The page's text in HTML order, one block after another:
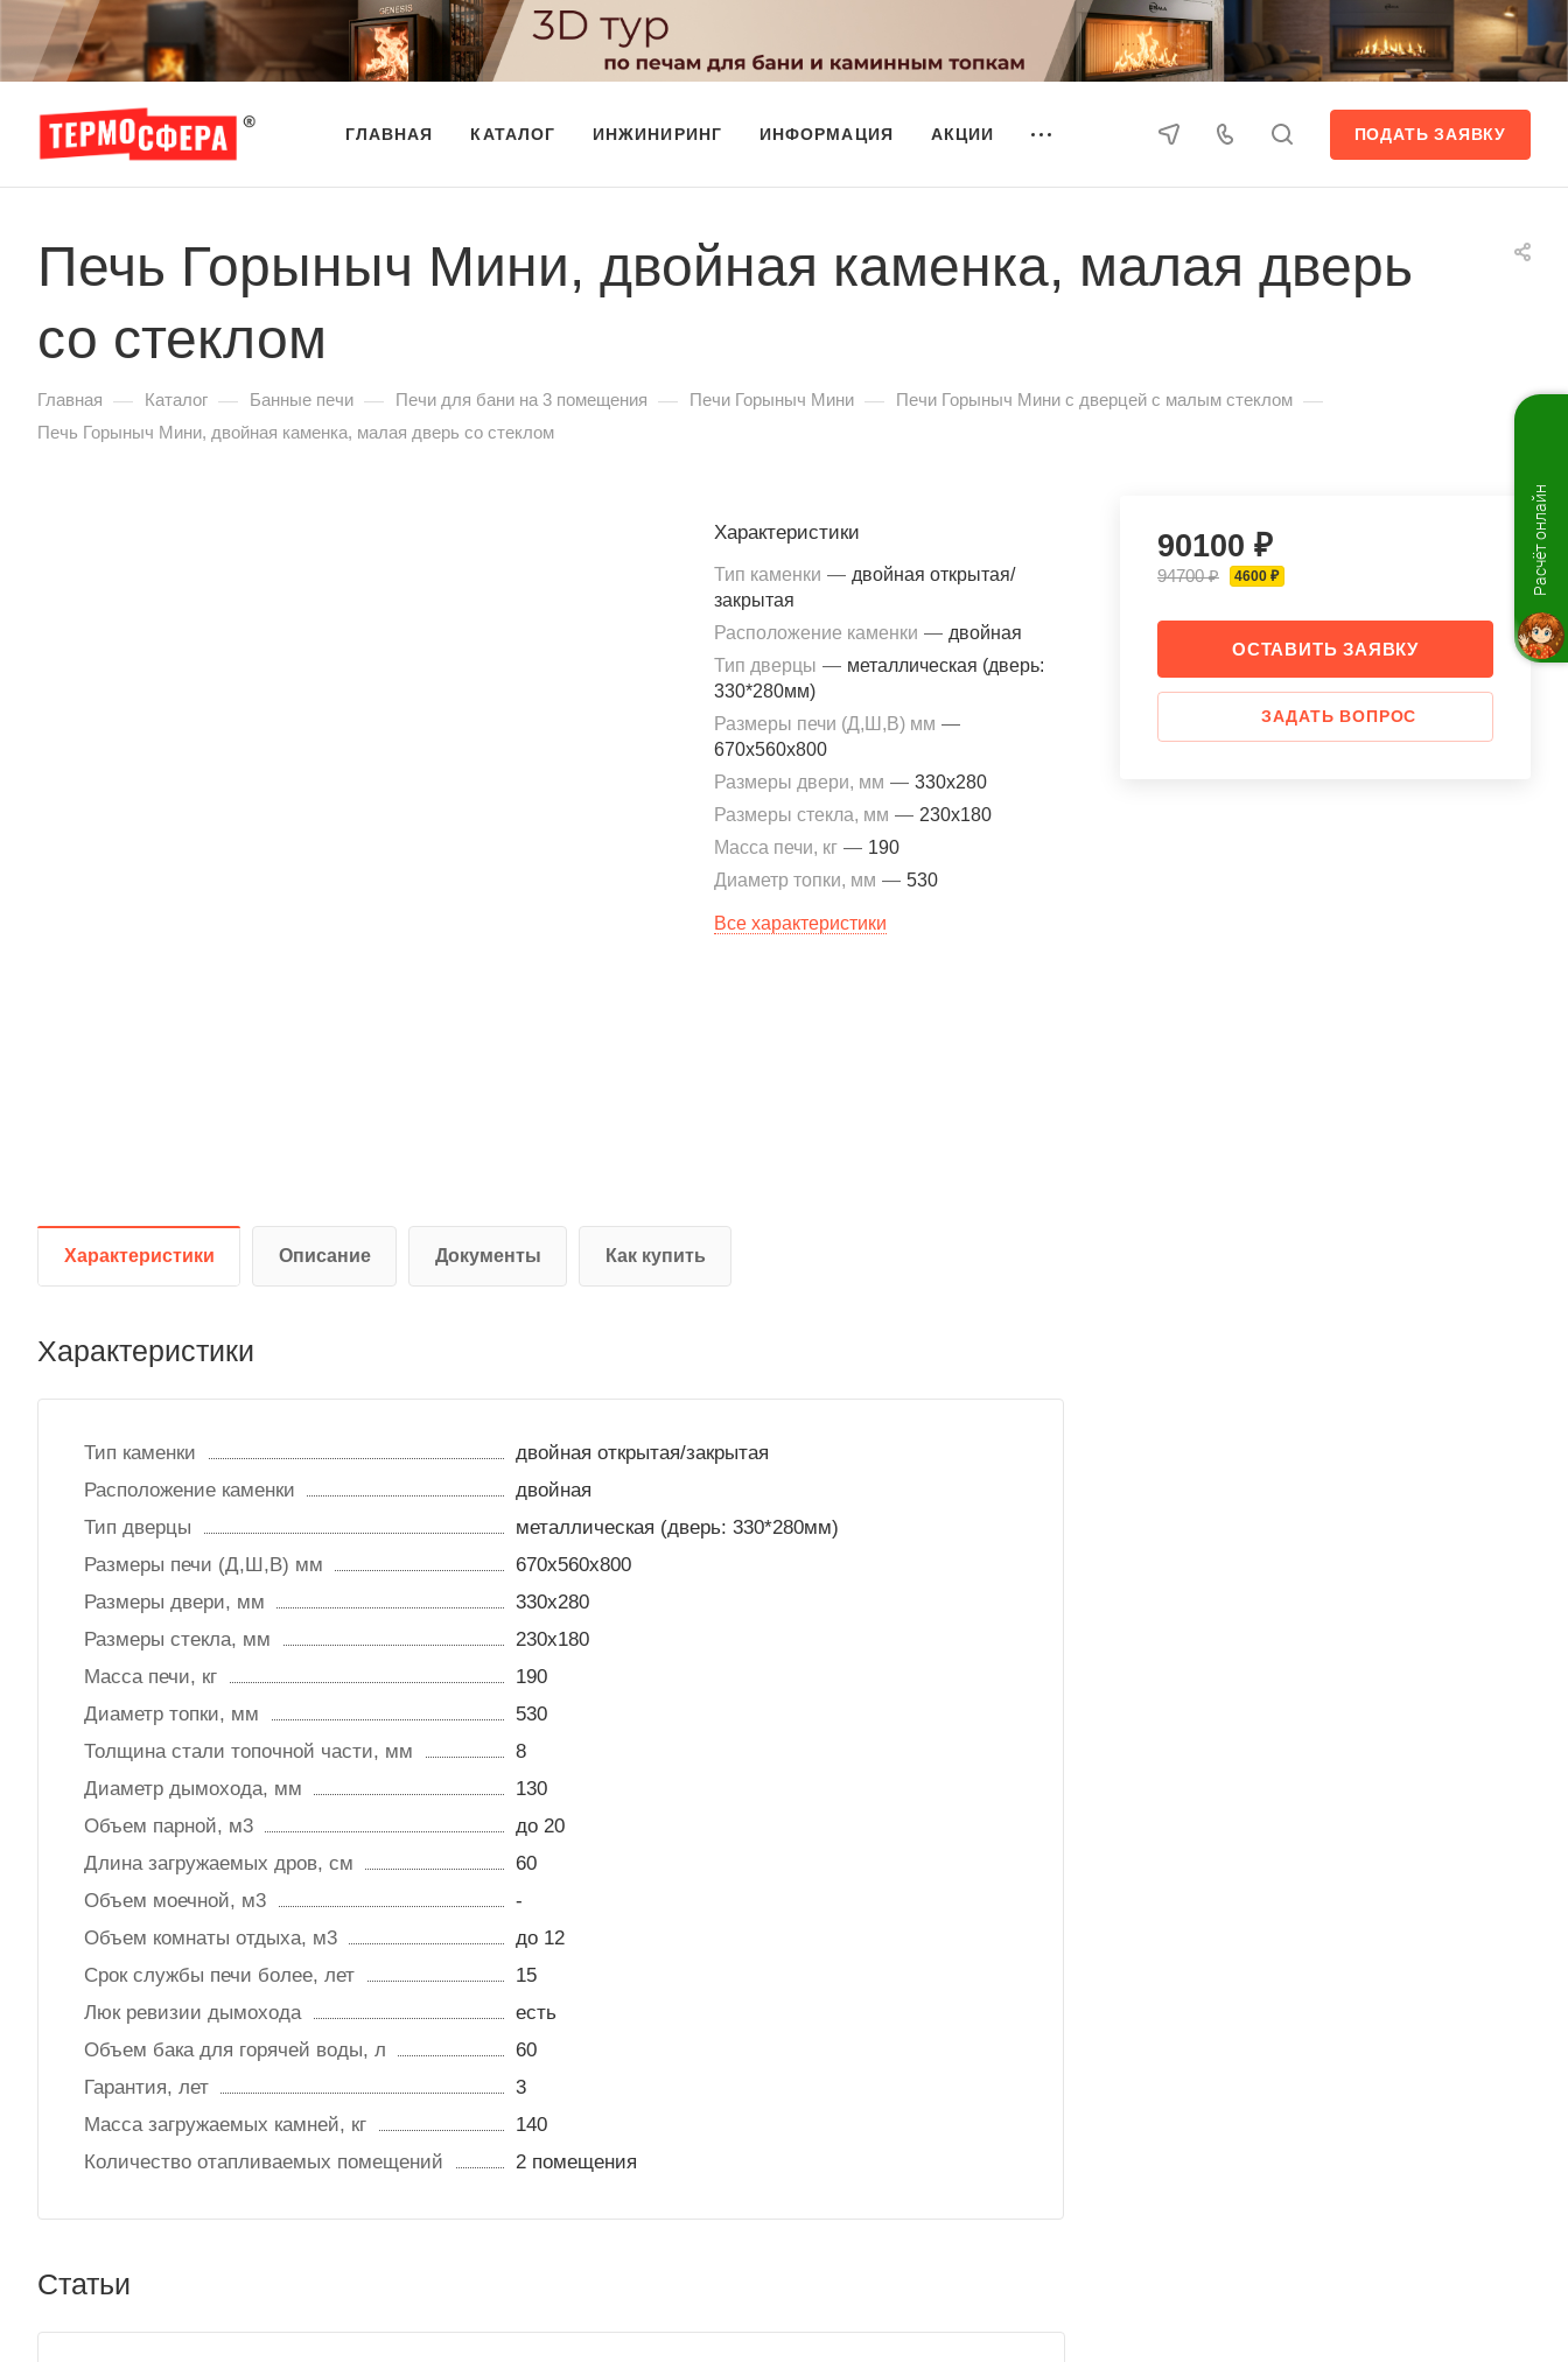
ГЛАВНАЯ КАТАЛОГ ИНЖИНИРИНГ ИНФОРМАЦИЯ АКЦИИ ПОДАТЬ ЗАЯВКУ
Печь Горыныч Мини, двойная каменка, малая дверь
со стеклом
Главная — Каталог — Банные печи — Печи для бани на 3 помещения — Печи Горыныч Мини — Печи Горыныч Мини с дверцей с малым стеклом —
Печь Горыныч Мини, двойная каменка, малая дверь со стеклом
90100 ₽
94700 ₽ 4600 ₽
ОСТАВИТЬ ЗАЯВКУ
ЗАДАТЬ ВОПРОС
Характеристики
Тип каменки — двойная открытая/
закрытая
Расположение каменки — двойная
Тип дверцы — металлическая (дверь:
330*280мм)
Размеры печи (Д,Ш,В) мм —
670x560x800
Размеры двери, мм — 330x280
Размеры стекла, мм — 230x180
Масса печи, кг — 190
Диаметр топки, мм — 530
Все характеристики
Характеристики Описание Документы Как купить
Характеристики
Тип каменки
двойная открытая/закрытая
Расположение каменки
двойная
Тип дверцы
металлическая (дверь: 330*280мм)
Размеры печи (Д,Ш,В) мм
670x560x800
Размеры двери, мм
330x280
Размеры стекла, мм
230x180
Масса печи, кг
190
Диаметр топки, мм
530
Толщина стали топочной части, мм
8
Диаметр дымохода, мм
130
Объем парной, м3
до 20
Длина загружаемых дров, см
60
Объем моечной, м3
-
Объем комнаты отдыха, м3
до 12
Срок службы печи более, лет
15
Люк ревизии дымохода
есть
Объем бака для горячей воды, л
60
Гарантия, лет
3
Масса загружаемых камней, кг
140
Количество отапливаемых помещений
2 помещения
Статьи
Расчёт онлайн